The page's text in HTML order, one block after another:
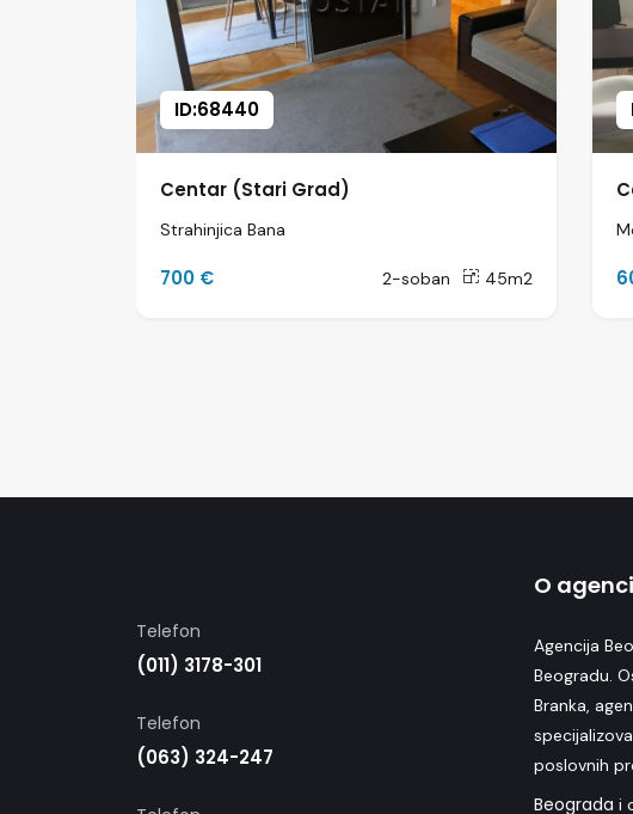
ID:68440
Centar (Stari Grad)
Strahinjica Bana
700 € 2-soban 45m2
Telefon
(011) 3178-301
Telefon
(063) 324-247
O
Agencija
Beogradu.
Branka,
poslovnih
Beograda i